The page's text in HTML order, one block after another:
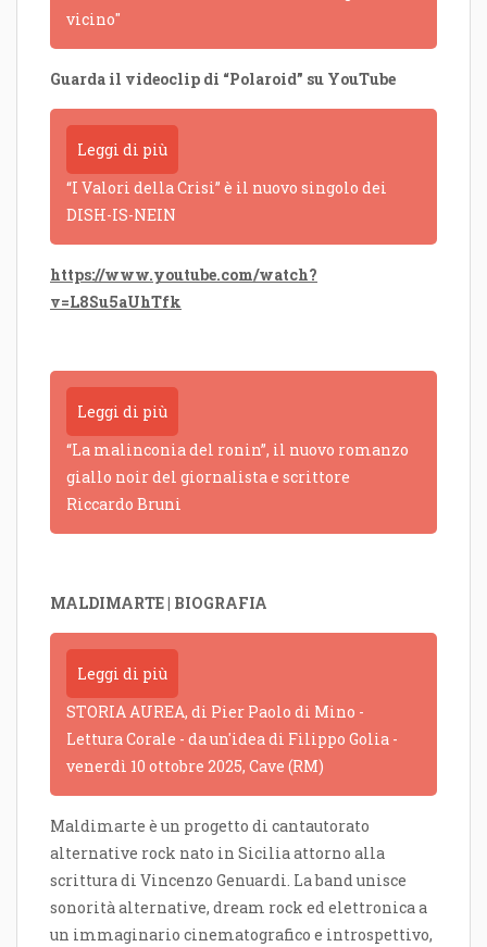
vicino"
Guarda il videoclip di “Polaroid” su YouTube
Leggi di più
“I Valori della Crisi” è il nuovo singolo dei
DISH-IS-NEIN
https://www.youtube.com/watch?
v=L8Su5aUhTfk
Leggi di più
“La malinconia del ronin”, il nuovo romanzo
giallo noir del giornalista e scrittore
Riccardo Bruni
MALDIMARTE | BIOGRAFIA
Leggi di più
STORIA AUREA, di Pier Paolo di Mino -
Lettura Corale - da un'idea di Filippo Golia -
venerdì 10 ottobre 2025, Cave (RM)
Maldimarte è un progetto di cantautorato
alternative rock nato in Sicilia attorno alla
scrittura di Vincenzo Genuardi. La band unisce
sonorità alternative, dream rock ed elettronica a
un immaginario cinematografico e introspettivo,